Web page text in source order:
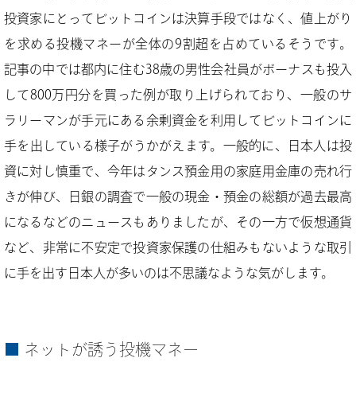
投資家にとってビットコインは決算手段ではなく、値上がり
を求める投機マネーが全体の9割超を占めているそうです。
記事の中では都内に住む38歳の男性会社員がボーナスも投入
して800万円分を買った例が取り上げられており、一般のサ
ラリーマンが手元にある余剰資金を利用してビットコインに
手を出している様子がうかがえます。一般的に、日本人は投
資に対し慎重で、今年はタンス預金用の家庭用金庫の売れ行
きが伸び、日銀の調査で一般の現金・預金の総額が過去最高
になるなどのニュースもありましたが、その一方で仮想通貨
など、非常に不安定で投資家保護の仕組みもないような取引
に手を出す日本人が多いのは不思議なような気がします。
ネットが誘う投機マネー